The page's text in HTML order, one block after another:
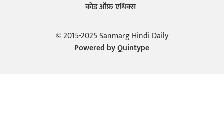
कोड ऑफ़ एथिक्स
© 2015-2025 Sanmarg Hindi Daily
Powered byQuintype